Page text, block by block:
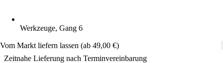
Werkzeuge, Gang 6
Vom Markt liefern lassen (ab 49,00 €)
Zeitnahe Lieferung nach Terminvereinbarung